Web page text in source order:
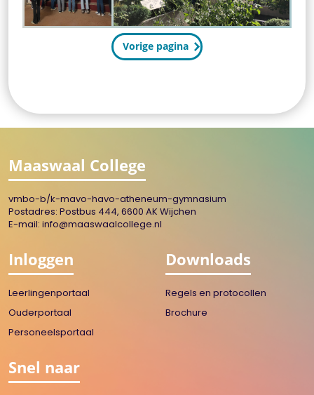
Vorige pagina
Maaswaal College
vmbo-b/k-mavo-havo-atheneum-gymnasium
Postadres: Postbus 444, 6600 AK Wijchen
E-mail: info@maaswaalcollege.nl
Inloggen
Leerlingenportaal
Ouderportaal
Personeelsportaal
Downloads
Regels en protocollen
Brochure
Snel naar